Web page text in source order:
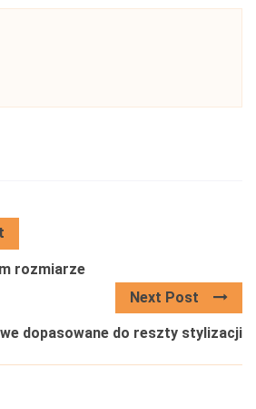
rozmiarze
Next Post
dopasowane do reszty stylizacji